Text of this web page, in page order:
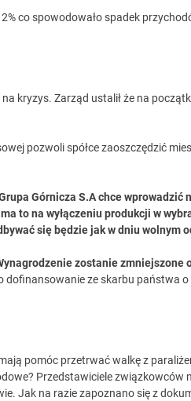
co spowodowało spadek
kryzys. Zarząd ustalił że na
pozwoli spółce zaoszczędzić
Górnicza S.A chce wprowadzić
to na wyłączeniu produkcji w
się będzie jak w dniu wolnym
zostanie zmniejszone
dofinansowanie ze skarbu państwa o
pomóc przetrwać walkę z
Przedstawiciele związkowców
Jak na razie zapoznano się z